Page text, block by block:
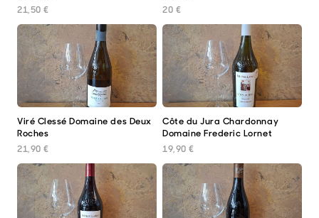
21,50€
20 €
Viré Clessé Domaine des Deux
Roches
21,90€
Côte du Jura Chardonnay
Domaine Frederic Lornet
19,90€